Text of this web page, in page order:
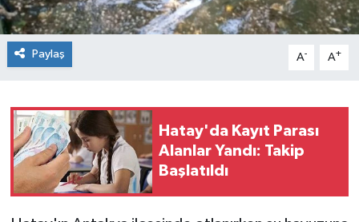
Paylaş A- A+
Hatay'da Kayıt Parası
Alanlar Yandı: Takip
Başlatıldı